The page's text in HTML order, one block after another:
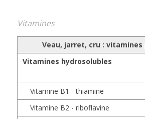
Vitamines
Veau, jarret, cru : vitamines
Vitamines hydrosolubles
Vitamine B1 - thiamine
Vitamine B2 - riboflavine